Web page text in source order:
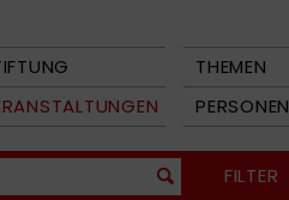
THEMEN
PERSONEN
FILTER